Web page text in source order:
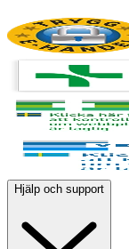
Hjälp och support